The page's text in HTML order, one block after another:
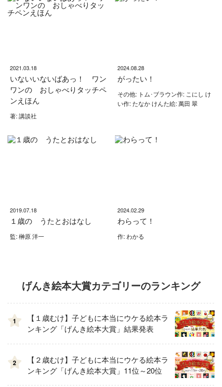
2021.03.18
いないいないばあっ！ ワン
ワンの おしゃべりタッチペ
ンえほん
著: 講談社
2024.08.28
がったい！
その他: トム･ブラウン作: こにし け
い作: たなか けんた絵: 萬田 翠
2019.07.18
１歳の うたとおはなし
監: 榊原 洋一
2024.02.29
わらって！
作: わかる
げんき絵本大賞カテゴリーのランキング
1
【１歳むけ】子どもに本当にウケる絵本ラ
ンキング「げんき絵本大賞」結果発表
2
【２歳むけ】子どもに本当にウケる絵本ラ
ンキング「げんき絵本大賞」11位～20位